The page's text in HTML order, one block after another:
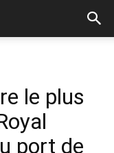
le plus
port de